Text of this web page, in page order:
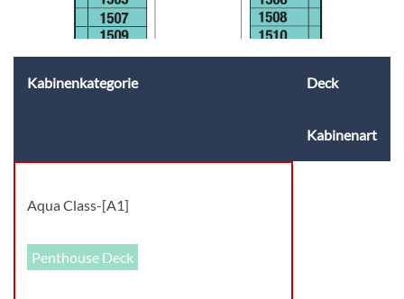
Kabinenkategorie Deck
Kabinenart
Aqua Class-[A1]
Penthouse Deck